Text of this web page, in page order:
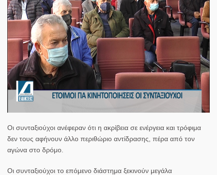
Οι συνταξιούχοι ανέφεραν ότι η ακρίβεια σε ενέργεια και τρόφιμα
δεν τους αφήνουν άλλο περιθώριο αντίδρασης, πέρα από τον
αγώνα στο δρόμο.
Οι συνταξιούχοι το επόμενο διάστημα ξεκινούν μεγάλα